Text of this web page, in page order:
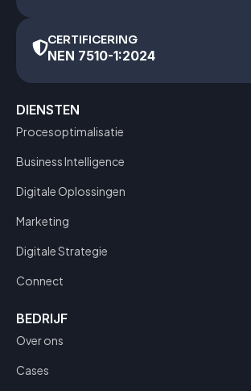
CERTIFICERING
NEN 7510-1:2024
DIENSTEN
Procesoptimalisatie
Business Intelligence
Digitale Oplossingen
Marketing
Digitale Strategie
Connect
BEDRIJF
Over ons
Cases